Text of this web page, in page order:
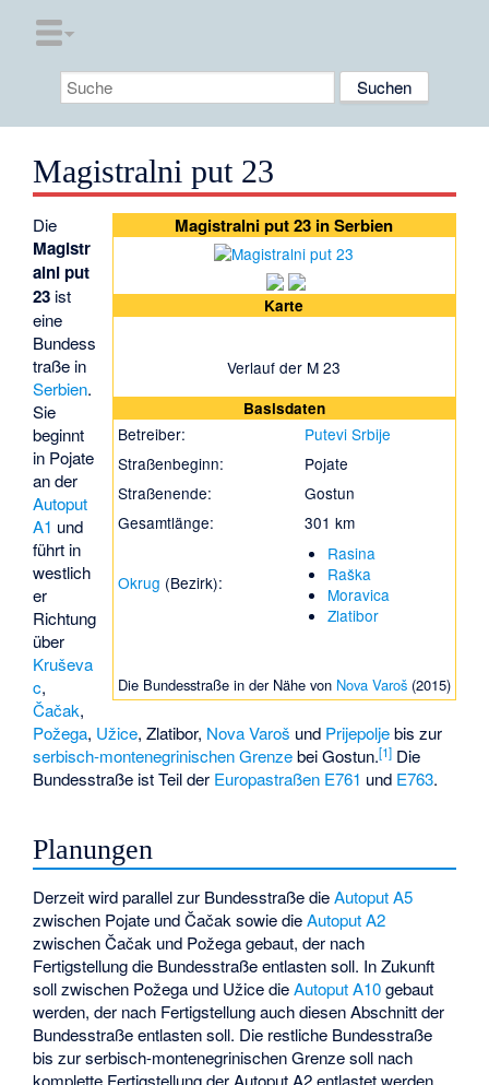
Magistralni put 23
Magistralni put 23 in Serbien
Karte
Verlauf der M 23
Basisdaten
Betreiber:
Putevi Srbije
Straßenbeginn:
Pojate
Straßenende:
Gostun
Gesamtlänge:
301 km
Okrug (Bezirk):
Rasina
Raška
Moravica
Zlatibor
Die Bundesstraße in der Nähe von Nova Varoš(2015)
Die
Magistr
alni put
23 ist
eine
Bundess
traße in
Serbien.
Sie
beginnt
in Pojate
an der
Autoput
A1 und
führt in
westlich
er
Richtung
über
Kruševa
c,
Čačak,
Požega, Užice,Zlatibor, Nova Varoš und Prijepoljebis zur
serbisch-montenegrinischen GrenzebeiGostun.[1] Die
Bundesstraße ist Teil der Europastraßen E761 und E763.
Planungen
Derzeit wird parallel zur Bundesstraße dieAutoput A5
zwischen Pojate und Čačak sowie dieAutoput A2
zwischen Čačak und Požega gebaut, der nach
Fertigstellung die Bundesstraße entlasten soll. In Zukunft
soll zwischen Požega und Užice dieAutoput A10gebaut
werden, der nach Fertigstellung auch diesen Abschnitt der
Bundesstraße entlasten soll. Die restliche Bundesstraße
bis zur serbisch-montenegrinischen Grenze soll nach
komplette Fertigstellung der Autoput A2 entlastet werden.